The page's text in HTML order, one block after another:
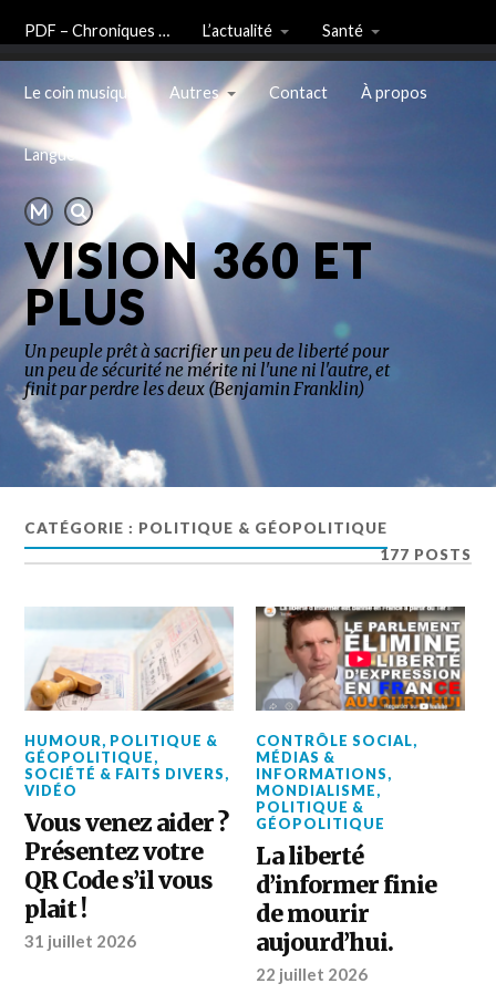
PDF – Chroniques … L’actualité Santé
Le coin musique Autres Contact À propos
Langue
VISION 360 ET
PLUS
Un peuple prêt à sacrifier un peu de liberté pour
un peu de sécurité ne mérite ni l'une ni l'autre, et
finit par perdre les deux (Benjamin Franklin)
CATÉGORIE : POLITIQUE & GÉOPOLITIQUE
177 POSTS
HUMOUR, POLITIQUE &
GÉOPOLITIQUE,
SOCIÉTÉ & FAITS DIVERS,
VIDÉO
Vous venez aider ?
Présentez votre
QR Code s’il vous
plait !
31 juillet 2026
CONTRÔLE SOCIAL,
MÉDIAS &
INFORMATIONS,
MONDIALISME,
POLITIQUE &
GÉOPOLITIQUE
La liberté
d’informer finie
de mourir
aujourd’hui.
22 juillet 2026